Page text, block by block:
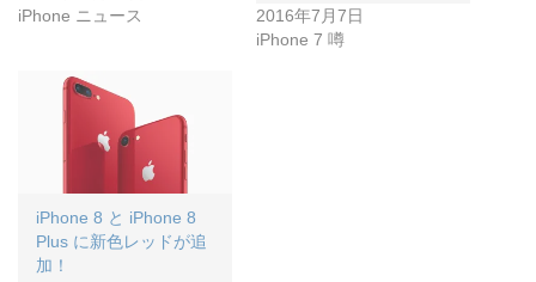
iPhone ニュース
2016年7月7日
iPhone 7 噂
iPhone 8 と iPhone 8
Plus に新色レッドが追
加！